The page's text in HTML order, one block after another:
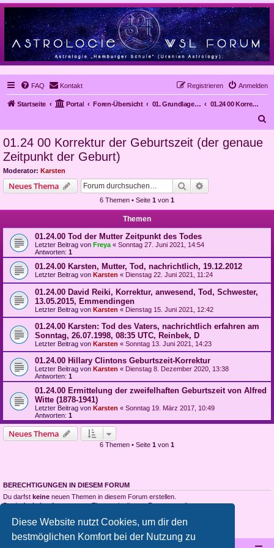
Diese Website nutzt Cookies, um dir den
bestmöglichen Komfort bei der Nutzung zu
FAQ Kontakt Anmelden
Registrieren
Startseite Portal Foren-Übersicht 01. Grundlagen der Astrologie
01.24 00 Korrektur der Geburtszeit (der genaue Zeitpunkt der Geburt)
01.24 00 Korrektur der Geburtszeit (der genaue
Zeitpunkt der Geburt)
Moderator: Karsten
Neues Thema Suche
6 Themen • Seite 1 von 1
Themen
01.24.00 Tod der Mutter Zeitpunkt des Todes
Letzter Beitrag von Freya « Sonntag 27. Juni 2021, 14:54
Antworten: 1
01.24.00 Karsten, Mutter, Tod, nachrichtlich, 19.12.2012
Letzter Beitrag von Karsten « Dienstag 22. Juni 2021, 11:24
01.24.00 David Reiki, Korrektur, anwesend, Tod, Schwester,
13.05.2015, Emmendingen
Letzter Beitrag von Karsten « Dienstag 15. Juni 2021, 12:42
01.24.00 Karsten: Tod des Vaters, nachrichtlich erfahren am
Sonntag, 26.07.1998, 08:35 UTC, Reinbek, D
Letzter Beitrag von Karsten « Sonntag 13. Juni 2021, 14:23
01.24.00 Hillary Clintons Geburtszeit-Korrektur
Letzter Beitrag von Karsten « Dienstag 8. Dezember 2020, 13:38
Antworten: 1
01.24.00 Ermittelung der zweifelhaften Geburtszeit von Alfred
Witte (1878-1941)
Letzter Beitrag von Karsten « Sonntag 19. März 2017, 10:49
Antworten: 1
Neues Thema
6 Themen • Seite 1 von 1
BERECHTIGUNGEN IN DIESEM FORUM
Du darfst keine neuen Themen in diesem Forum erstellen.
Du darfstkeineAntworten zu Themen in diesem Forum erstellen.
Du darfst deine Beiträge in diesem Forumnicht löschen.